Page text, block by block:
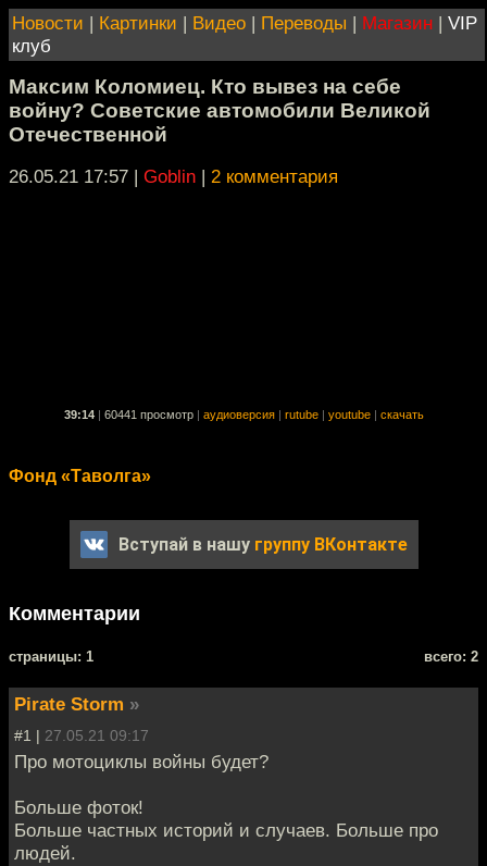
Новости | Картинки | Видео | Переводы | Магазин | VIP
клуб
Максим Коломиец. Кто вывез на себе
войну? Советские автомобили Великой
Отечественной
26.05.21 17:57 | Goblin | 2 комментария
39:14 60441 просмотр аудиоверсия rutube youtube скачать
Фонд «Таволга»
Вступай в нашу группу ВКонтакте
Комментарии
cтраницы: 1 всего: 2
Pirate Storm »
#1 | 27.05.21 09:17
Про мотоциклы войны будет?
Больше фоток!
Больше частных историй и случаев. Больше про
людей.